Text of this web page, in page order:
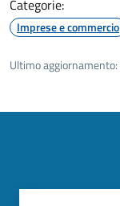
Categorie:
Imprese e commercio
Ultimo aggiornamento: